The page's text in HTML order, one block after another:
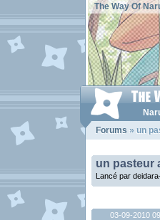
The Way Of
Forums » un
un pasteur
Lancé par
03-09-2010